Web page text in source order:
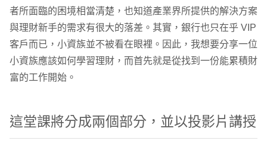
者所面臨的困境相當清楚，也知道產業界所提供的解決方案
與理財新手的需求有很大的落差。其實，銀行也只在乎 VIP
客戶而已，小資族並不被看在眼裡。因此，我想要分享一位
小資族應該如何學習理財，而首先就是從找到一份能累積財
富的工作開始。
這堂課將分成兩個部分，並以投影片講授